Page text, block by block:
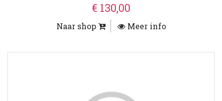
€ 130,00
Naar shop Meer info